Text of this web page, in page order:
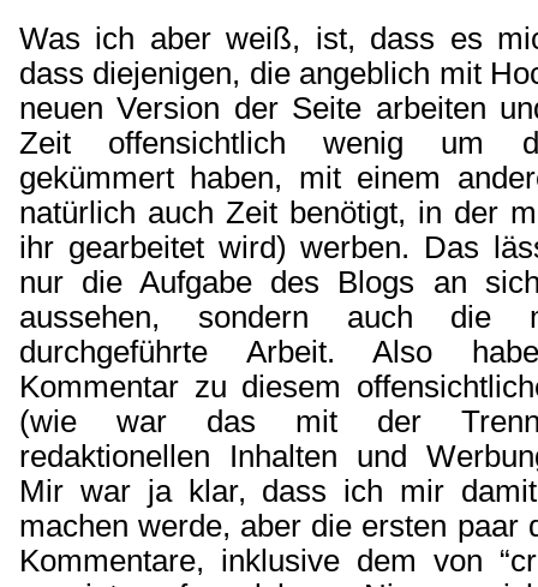
Was ich aber weiß, ist, dass es
dass diejenigen, die angeblich mit
neuen Version der Seite arbeiten
Zeit offensichtlich wenig um
gekümmert haben, mit einem
natürlich auch Zeit benötigt, in der
ihr gearbeitet wird) werben. Das
nur die Aufgabe des Blogs an
aussehen, sondern auch die
durchgeführte Arbeit. Also
Kommentar zu diesem
(wie war das mit der
redaktionellen Inhalten und
Mir war ja klar, dass ich mir
machen werde, aber die ersten paar
Kommentare, inklusive dem von